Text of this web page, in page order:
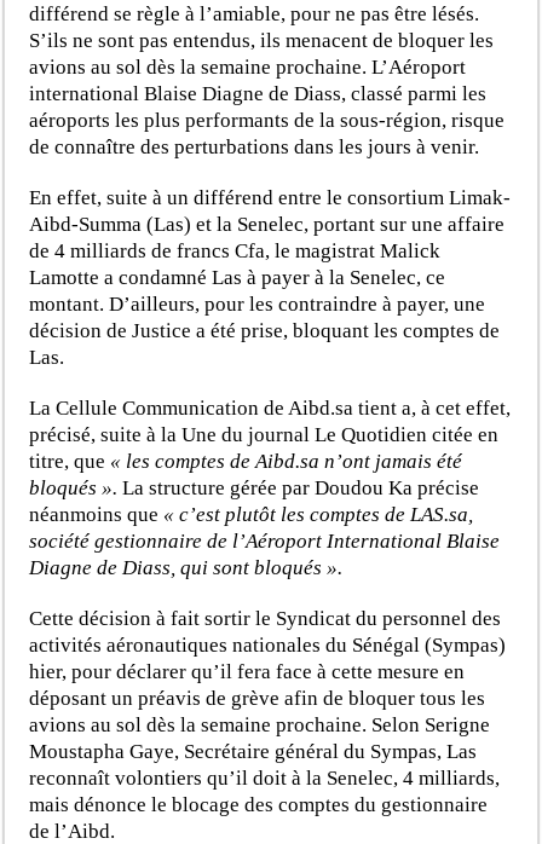
différend se règle à l’amiable, pour ne pas être lésés.
S’ils ne sont pas entendus, ils menacent de bloquer les
avions au sol dès la semaine prochaine. L’Aéroport
international Blaise Diagne de Diass, classé parmi les
aéroports les plus performants de la sous-région, risque
de connaître des perturbations dans les jours à venir.
En effet, suite à un différend entre le consortium Limak-
Aibd-Summa (Las) et la Senelec, portant sur une affaire
de 4 milliards de francs Cfa, le magistrat Malick
Lamotte a condamné Las à payer à la Senelec, ce
montant. D’ailleurs, pour les contraindre à payer, une
décision de Justice a été prise, bloquant les comptes de
Las.
La Cellule Communication de Aibd.sa tient a, à cet effet,
précisé, suite à la Une du journal Le Quotidien citée en
titre, que « les comptes de Aibd.sa n’ont jamais été
bloqués ».La structure gérée par Doudou Ka précise
néanmoins que « c’est plutôt les comptes de LAS.sa,
société gestionnaire de l’Aéroport International Blaise
Diagne de Diass, qui sont bloqués ».
Cette décision à fait sortir le Syndicat du personnel des
activités aéronautiques nationales du Sénégal (Sympas)
hier, pour déclarer qu’il fera face à cette mesure en
déposant un préavis de grève afin de bloquer tous les
avions au sol dès la semaine prochaine. Selon Serigne
Moustapha Gaye, Secrétaire général du Sympas, Las
reconnaît volontiers qu’il doit à la Senelec, 4 milliards,
mais dénonce le blocage des comptes du gestionnaire
de l’Aibd.